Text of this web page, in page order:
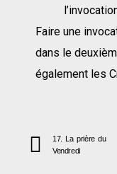
Faire une
dans le
également les
17. La prière du
Vendredi